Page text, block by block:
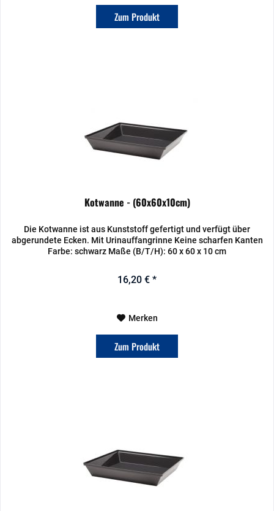
Zum Produkt
Kotwanne - (60x60x10cm)
Die Kotwanne ist aus Kunststoff gefertigt und verfügt über
abgerundete Ecken. Mit Urinauffangrinne Keine scharfen Kanten
Farbe: schwarz Maße (B/T/H): 60 x 60 x 10 cm
16,20 € *
Merken
Zum Produkt